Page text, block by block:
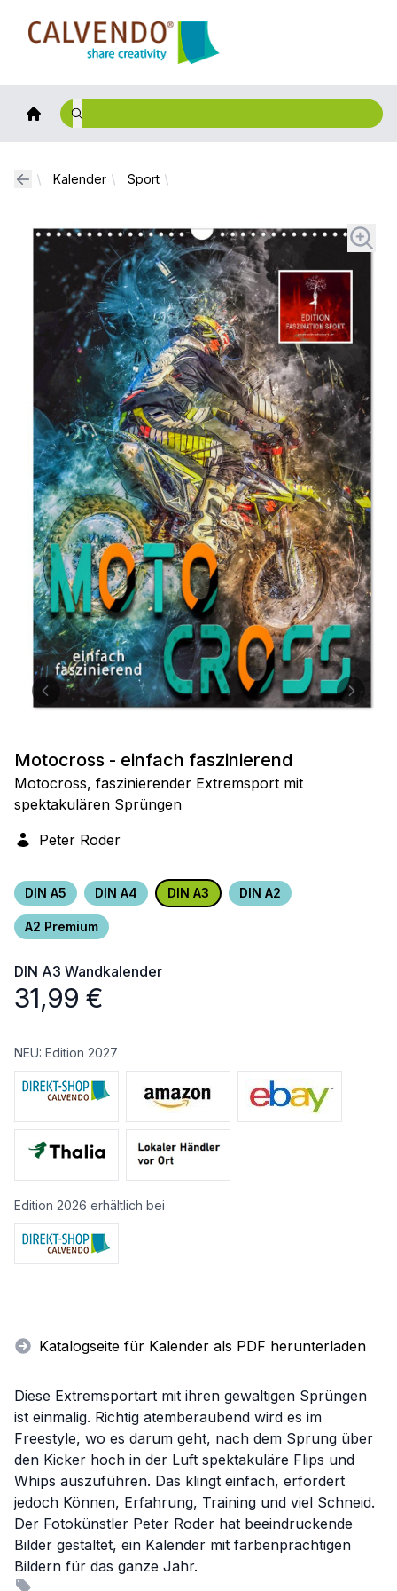
Calvendo
Kalender Sport
Motocross - einfach faszinierend
Motocross, faszinierender Extremsport mit
spektakulären Sprüngen
Peter Roder
DIN A5 DIN A4 DIN A3 DIN A2
A2 Premium
DIN A3 Wandkalender
31,99 €
NEU: Edition 2027
Edition 2026 erhältlich bei
Katalogseite für Kalender als PDF herunterladen
Diese Extremsportart mit ihren gewaltigen Sprüngen
ist einmalig. Richtig atemberaubend wird es im
Freestyle, wo es darum geht, nach dem Sprung über
den Kicker hoch in der Luft spektakuläre Flips und
Whips auszuführen. Das klingt einfach, erfordert
jedoch Können, Erfahrung, Training und viel Schneid.
Der Fotokünstler Peter Roder hat beeindruckende
Bilder gestaltet, ein Kalender mit farbenprächtigen
Bildern für das ganze Jahr.